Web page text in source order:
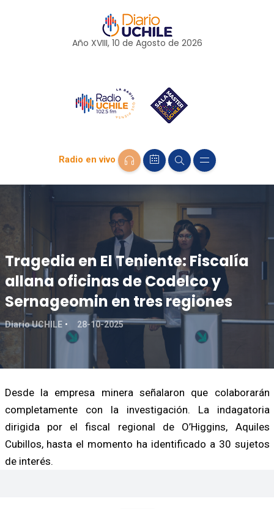
Año XVIII, 10 de Agosto de 2026
Radio en vivo
Tragedia en El Teniente: Fiscalía
allana oficinas de Codelco y
Sernageomin en tres regiones
Diario UCHILE 28-10-2025
Desde la empresa minera señalaron que colaborarán
completamente con la investigación. La indagatoria
dirigida por el fiscal regional de O’Higgins, Aquiles
Cubillos, hasta el momento ha identificado a 30 sujetos
de interés.